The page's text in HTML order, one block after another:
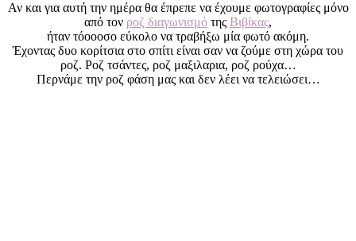
Αν και για αυτή την ημέρα θα έπρεπε να έχουμε φωτογραφίες μόνο
από τον ροζ διαγωνισμό της Βιβίκας,
ήταν τόοοοσο εύκολο να τραβήξω μία φωτό ακόμη.
Έχοντας δυο κορίτσια στο σπίτι είναι σαν να ζούμε στη χώρα του
ροζ. Ροζ τσάντες, ροζ μαξιλαρια, ροζ ρούχα…
Περνάμε την ροζ φάση μας και δεν λέει να τελειώσει…